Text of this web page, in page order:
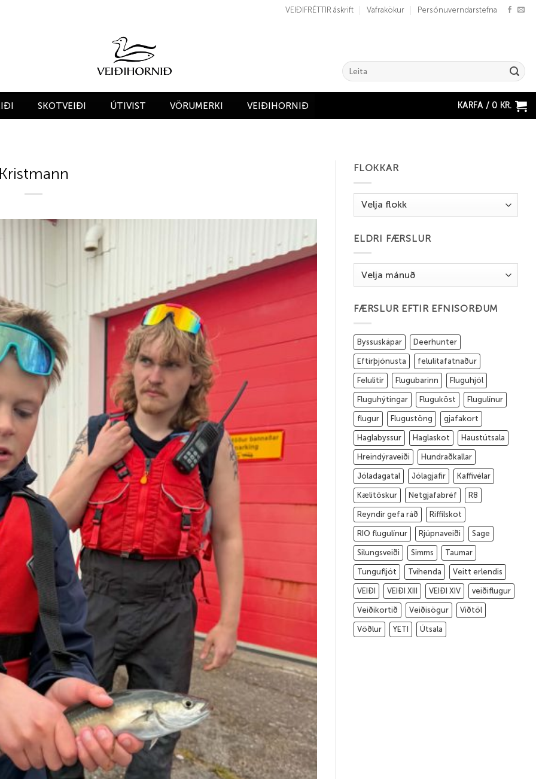
VEIÐIFRÉTTIR áskrift Vafrakökur Persónuverndarstefna
Search
for:
SKOTVEIÐI ÚTIVIST VÖRUMERKI VEIÐIHORNIÐ KARFA / 0 KR.
FLOKKAR
Flokkar
ELDRI FÆRSLUR
Eldri
færslur
FÆRSLUR EFTIR EFNISORÐUM
Byssuskápar Deerhunter
Eftirþjónusta felulitafatnaður
Felulitir Flugubarinn Fluguhjól
Fluguhýtingar Fluguköst Flugulínur
flugur Flugustöng gjafakort
Haglabyssur Haglaskot Haustútsala
Hreindýraveiði Hundraðkallar
Jóladagatal Jólagjafir Kaffivélar
Kælitöskur Netgjafabréf R8
Reyndir gefa ráð Riffilskot
RIO flugulínur Rjúpnaveiði Sage
Silungsveiði Simms Taumar
Tungufljót Tvíhenda Veitt erlendis
VEIÐI VEIÐI XIII VEIÐI XIV veiðiflugur
Veiðikortið Veiðisögur Viðtöl
Vöðlur YETI Útsala